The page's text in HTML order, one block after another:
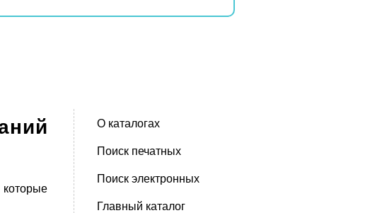
которые
О каталогах
Поиск печатных
Поиск электронных
Главный каталог